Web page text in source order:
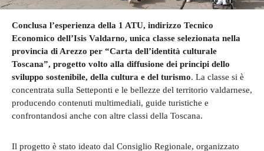
Conclusa l’esperienza della 1 ATU, indirizzo Tecnico
Economico dell’Isis Valdarno, unica classe selezionata nella
provincia di Arezzo per “Carta dell’identità culturale
Toscana”, progetto volto alla diffusione dei principi dello
sviluppo sostenibile, della cultura e del turismo. La classe si è
concentrata sulla Setteponti e le bellezze del territorio valdarnese,
producendo contenuti multimediali, guide turistiche e
confrontandosi anche con altre classi della Toscana.
Il progetto è stato ideato dal Consiglio Regionale, organizzato